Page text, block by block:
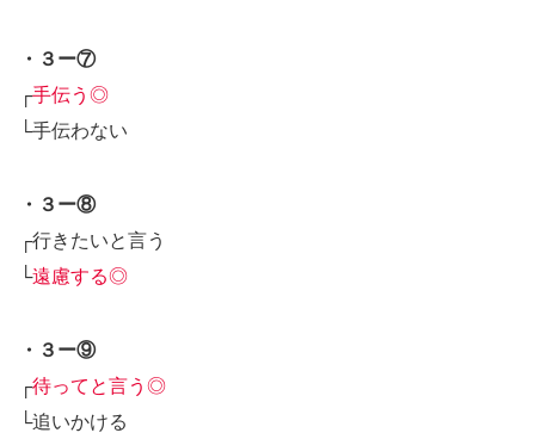
・３ー⑦
┌手伝う◎
└手伝わない
・３ー⑧
┌行きたいと言う
└遠慮する◎
・３ー⑨
┌待ってと言う◎
└追いかける